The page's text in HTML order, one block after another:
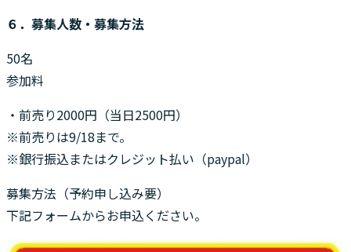
６．募集人数・募集方法
50名
参加料
・前売り2000円（当日2500円）
※前売りは9/18まで。
※銀行振込またはクレジット払い（paypal）
募集方法（予約申し込み要）
下記フォームからお申込ください。